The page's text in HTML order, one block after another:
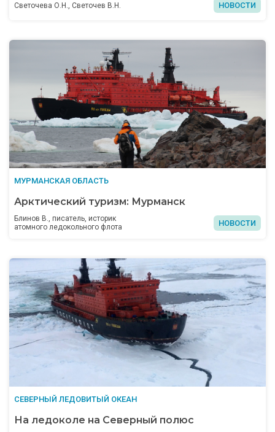
Светочева О.Н., Светочев В.Н. НОВОСТИ
МУРМАНСКАЯ ОБЛАСТЬ
Арктический туризм: Мурманск
Блинов В., писатель, историк
атомного ледокольного флота
НОВОСТИ
СЕВЕРНЫЙ ЛЕДОВИТЫЙ ОКЕАН
На ледоколе на Северный полюс